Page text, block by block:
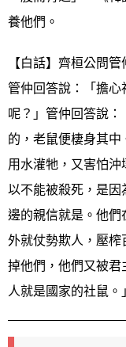
養他們。
【白話】齊桓公問
管仲回答說：「擔
呢？」管仲回答說
的，老鼠便棲身其
用水灌牠，又害怕
以不能被殺死，是
邊的親信就是。他
外就仗勢欺人，壓
掉他們，他們又被
人就是國家的社鼠。」